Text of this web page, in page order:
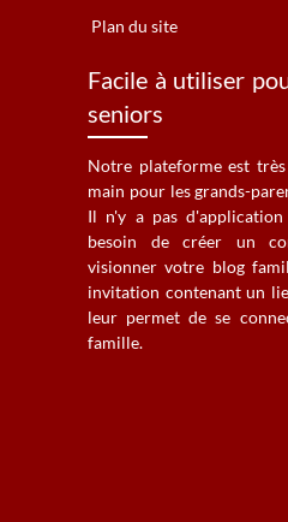
Plan du site
Facile à utiliser
seniors
Notre plateforme est
main pour les grands-
Il n'y a pas
besoin de créer un
visionner votre blog
invitation contenant un
leur permet de se
famille.